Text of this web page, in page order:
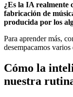
¿Es la IA realmente
fabricación de
producida por los
Para aprender más,
desempacamos
Cómo la
nuestra